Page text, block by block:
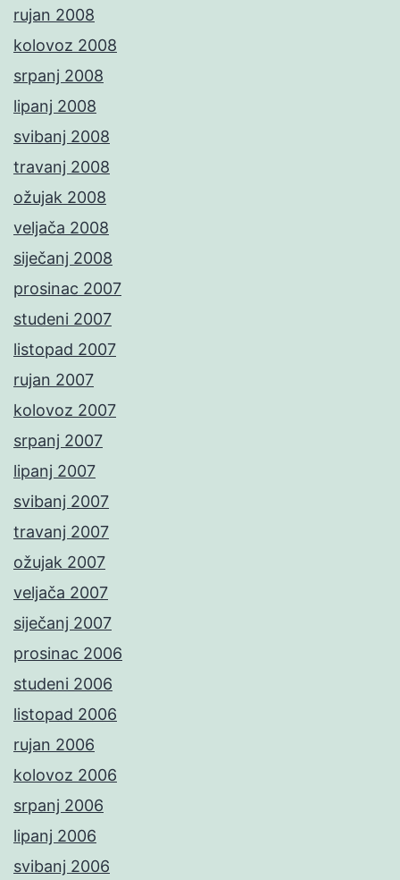
rujan 2008
kolovoz 2008
srpanj 2008
lipanj 2008
svibanj 2008
travanj 2008
ožujak 2008
veljača 2008
siječanj 2008
prosinac 2007
studeni 2007
listopad 2007
rujan 2007
kolovoz 2007
srpanj 2007
lipanj 2007
svibanj 2007
travanj 2007
ožujak 2007
veljača 2007
siječanj 2007
prosinac 2006
studeni 2006
listopad 2006
rujan 2006
kolovoz 2006
srpanj 2006
lipanj 2006
svibanj 2006